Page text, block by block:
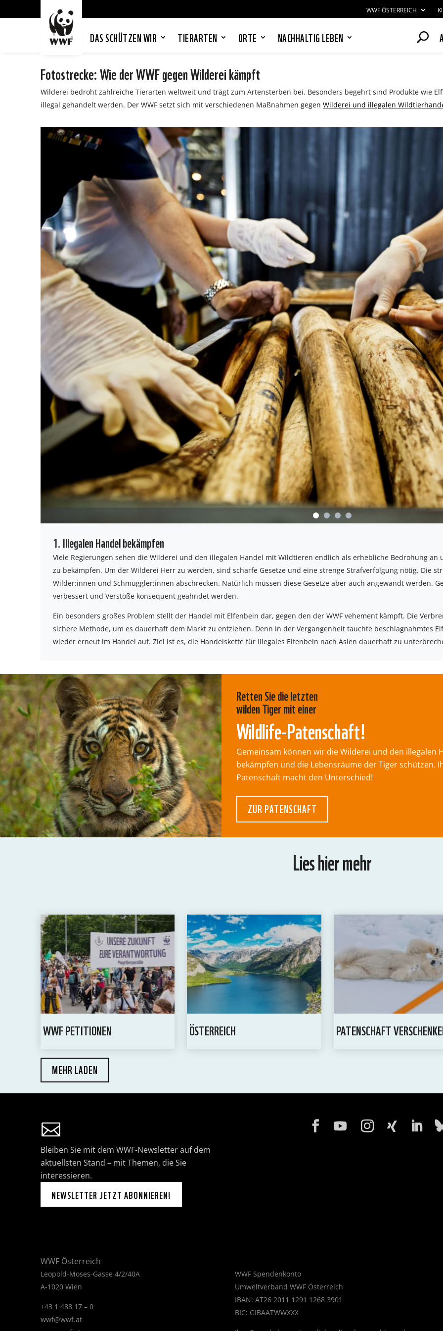
WWF ÖSTERREICH
DAS SCHÜTZEN WIR TIERARTEN ORTE NACHHALTIG LEBEN
Fotostrecke: Wie der WWF gegen Wilderei kämpft
Wilderei bedroht zahlreiche Tierarten weltweit und trägt zum Artensterben bei. Besonders begehrt sind Produkte wie
illegal gehandelt werden. Der WWF setzt sich mit verschiedenen Maßnahmen gegen Wilderei und illegalen
1. Illegalen Handel bekämpfen
Viele Regierungen sehen die Wilderei und den illegalen Handel mit Wildtieren endlich als erhebliche Bedrohung
zu bekämpfen. Um der Wilderei Herr zu werden, sind scharfe Gesetze und eine strenge Strafverfolgung nötig. Die
Wilder:innen und Schmuggler:innen abschrecken. Natürlich müssen diese Gesetze aber auch angewandt werden.
verbessert und Verstöße konsequent geahndet werden.
Ein besonders großes Problem stellt der Handel mit Elfenbein dar, gegen den der WWF vehement kämpft. Die
sichere Methode, um es dauerhaft dem Markt zu entziehen. Denn in der Vergangenheit tauchte beschlagnahmtes
wieder erneut im Handel auf. Ziel ist es, die Handelskette für illegales Elfenbein nach Asien dauerhaft zu
Retten Sie die letzten
wilden Tiger mit einer
Wildlife-Patenschaft!
Gemeinsam können wir die Wilderei und den illegalen
bekämpfen und die Lebensräume der Tiger schützen.
Patenschaft macht den Unterschied!
ZUR PATENSCHAFT
Lies hier mehr
WWF PETITIONEN ÖSTERREICH PATENSCHAFT
MEHR LADEN
Bleiben Sie mit dem WWF-Newsletter auf dem
aktuellsten Stand – mit Themen, die Sie
interessieren.
NEWSLETTER JETZT ABONNIEREN!
WWF Österreich
Leopold-Moses-Gasse 4/2/40A
A-1020 Wien
+43 1 488 17 – 0
wwf@wwf.at
WWF Spendenkonto
Umweltverband WWF Österreich
IBAN: AT26 2011 1291 1268 3901
BIC: GIBAATWWXXX
PANDAS LIEBEN COOKIES, WIR
Cookies helfen unser Angebot
kannst du verwalten,
Deine Auswahl kannst du über den
entsprechenden Link im Footer der
Website jederzeit widerrufen.